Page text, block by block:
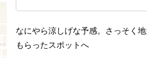
なにやら涼しげな予感。さっそく
もらったスポットへ